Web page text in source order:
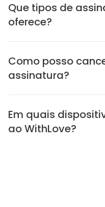
Que tipos de
oferece?
Como posso
assinatura?
Em quais
ao WithLove?